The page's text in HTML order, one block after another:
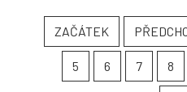
ZAČÁTEK
5 6 7 8